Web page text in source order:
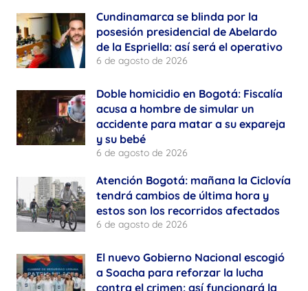
Cundinamarca se blinda por la
posesión presidencial de Abelardo
de la Espriella: así será el operativo
6 de agosto de 2026
Doble homicidio en Bogotá: Fiscalía
acusa a hombre de simular un
accidente para matar a su expareja
y su bebé
6 de agosto de 2026
Atención Bogotá: mañana la Ciclovía
tendrá cambios de última hora y
estos son los recorridos afectados
6 de agosto de 2026
El nuevo Gobierno Nacional escogió
a Soacha para reforzar la lucha
contra el crimen: así funcionará la